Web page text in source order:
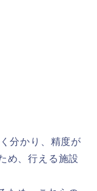
分かり、精度が
め、行える施設